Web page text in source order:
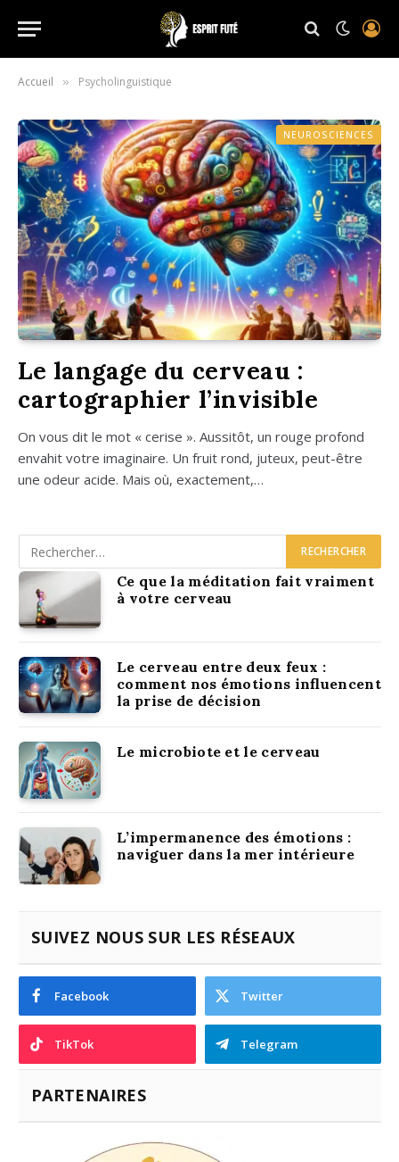
Accueil » Psycholinguistique
NEUROSCIENCES
Le langage du cerveau :
cartographier l’invisible
On vous dit le mot « cerise ». Aus­si­tôt, un rouge pro­fond
enva­hit votre ima­gi­naire. Un fruit rond, juteux, peut-être
une odeur acide. Mais où, exac­te­ment,…
Ce que la méditation fait vraiment
à votre cerveau
Le cerveau entre deux feux :
comment nos émotions influencent
la prise de décision
Le microbiote et le cerveau
L’impermanence des émotions :
naviguer dans la mer intérieure
SUIVEZ NOUS SUR LES RÉSEAUX
Facebook Twitter
TikTok Telegram
PARTENAIRES